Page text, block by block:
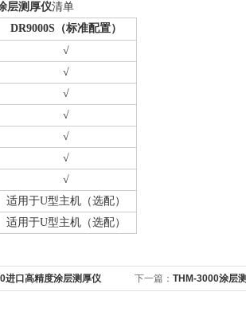
层测厚仪清单
DR9000S（标准配置）
√
√
√
√
√
√
√
适用于U型主机（选配）
适用于U型主机（选配）
进口高精度涂层测厚仪 下一篇： THM-3000涂层